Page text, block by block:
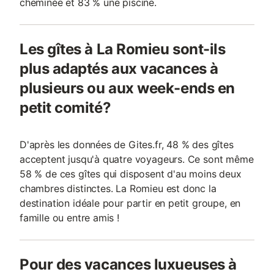
cheminée et 83 % une piscine.
Les gîtes à La Romieu sont-ils
plus adaptés aux vacances à
plusieurs ou aux week-ends en
petit comité?
D'après les données de Gites.fr, 48 % des gîtes
acceptent jusqu'à quatre voyageurs. Ce sont même
58 % de ces gîtes qui disposent d'au moins deux
chambres distinctes. La Romieu est donc la
destination idéale pour partir en petit groupe, en
famille ou entre amis !
Pour des vacances luxueuses à